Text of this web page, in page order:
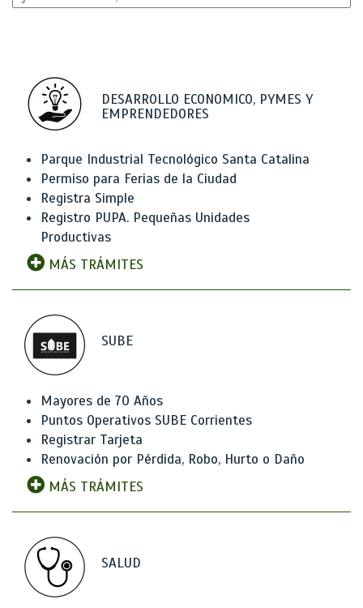
DESARROLLO ECONOMICO, PYMES Y
EMPRENDEDORES
Parque Industrial Tecnológico Santa Catalina
Permiso para Ferias de la Ciudad
Registra Simple
Registro PUPA. Pequeñas Unidades
Productivas
MÁS TRÁMITES
SUBE
Mayores de 70 Años
Puntos Operativos SUBE Corrientes
Registrar Tarjeta
Renovación por Pérdida, Robo, Hurto o Daño
MÁS TRÁMITES
SALUD